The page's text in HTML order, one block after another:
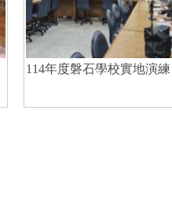
114年度磐石學校實地演練